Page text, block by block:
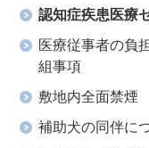
認知症疾患医療
医療従事者の負
組事項
敷地内全面禁煙
補助犬の同伴に